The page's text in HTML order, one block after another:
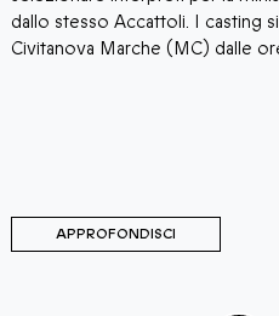
dallo stesso Accattoli. I casting
Civitanova Marche (MC) dalle
APPROFONDISCI